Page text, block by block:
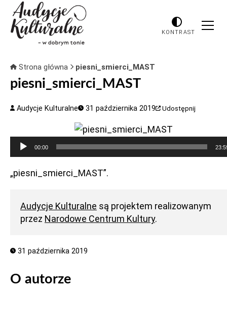
KONTRAST
Strona główna piesni_smierci_MAST
piesni_smierci_MAST
Audycje Kulturalne 31 października 2019 Udostępnij
Odtwarzacz
plików
dźwiękowych
00:00
„piesni_smierci_MAST”.
Audycje Kulturalne są projektem realizowanym
przez Narodowe Centrum Kultury.
31 października 2019
O autorze